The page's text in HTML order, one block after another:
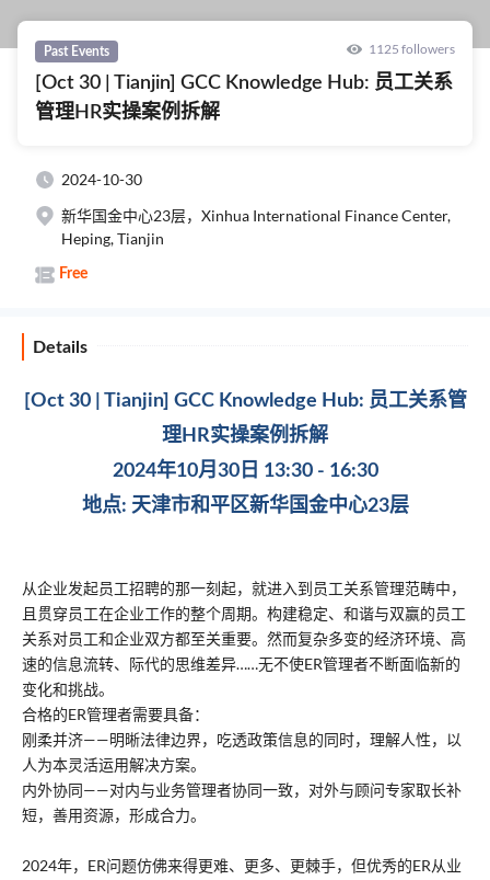
[Oct 30 | Tianjin] GCC Knowledge Hub: 员工关系
管理HR实操案例拆解
Past Events 1125 followers
2024-10-30
新华国金中心23层，Xinhua International Finance Center,
Heping, Tianjin
Free
Details
[Oct 30 | Tianjin] GCC Knowledge Hub: 员工关系管
理HR实操案例拆解
2024年10月30日 13:30 - 16:30
地点: 天津市和平区新华国金中心23层
从企业发起员工招聘的那一刻起，就进入到员工关系管理范畴中，
且贯穿员工在企业工作的整个周期。构建稳定、和谐与双赢的员工
关系对员工和企业双方都至关重要。然而复杂多变的经济环境、高
速的信息流转、际代的思维差异……无不使ER管理者不断面临新的
变化和挑战。
合格的ER管理者需要具备：
刚柔并济——明晰法律边界，吃透政策信息的同时，理解人性，以
人为本灵活运用解决方案。
内外协同——对内与业务管理者协同一致，对外与顾问专家取长补
短，善用资源，形成合力。
2024年，ER问题仿佛来得更难、更多、更棘手，但优秀的ER从业